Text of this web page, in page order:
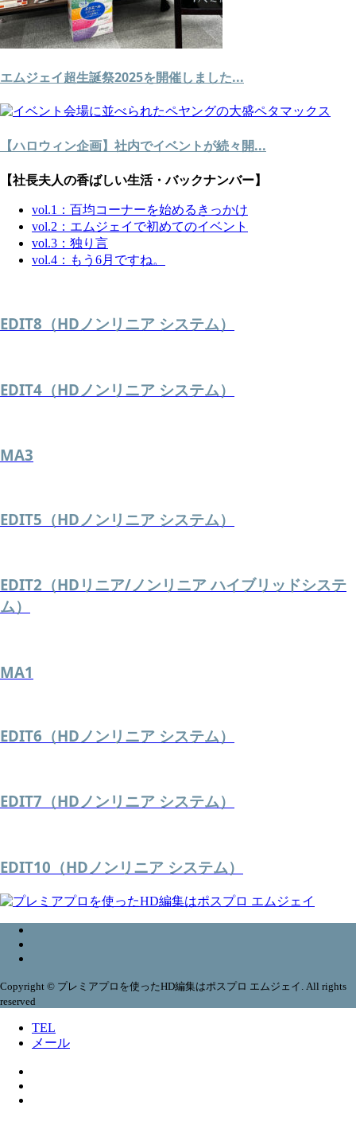
エムジェイ超生誕祭2025を開催しました...
【ハロウィン企画】社内でイベントが続々開...
【社長夫人の香ばしい生活・バックナンバー】
vol.1：百均コーナーを始めるきっかけ
vol.2：エムジェイで初めてのイベント
vol.3：独り言
vol.4：もう6月ですね。
EDIT8（HDノンリニア システム）
EDIT4（HDノンリニア システム）
MA3
EDIT5（HDノンリニア システム）
EDIT2（HDリニア/ノンリニア ハイブリッドシステ
ム）
MA1
EDIT6（HDノンリニア システム）
EDIT7（HDノンリニア システム）
EDIT10（HDノンリニア システム）
Copyright © プレミアプロを使ったHD編集はポスプロ エムジェイ. All rights
reserved
TEL
メール